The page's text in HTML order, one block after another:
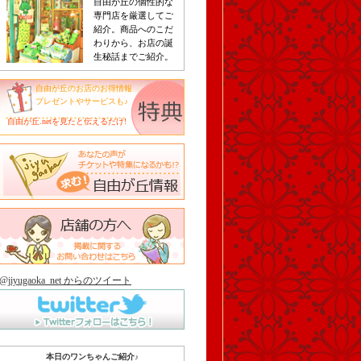
専門店を厳選してご
紹介。商品へのこだ
わりから、お店の誕
生秘話までご紹介。
自由が丘のお店のお得情報
プレゼントやサービスも♪
自由が丘.netを見たと伝えるだけ!
@jiyugaoka_net からのツイート
本日のワンちゃんご紹介♪